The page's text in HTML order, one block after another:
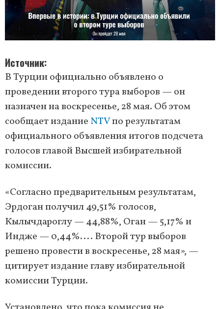
Источник
В Турции официально объявлено о
проведении второго тура выборов — он
назначен на воскресенье, 28 мая. Об этом
сообщает издание NTVпо результатам
официального объявления итогов подсчета
голосов главой Высшей избирательной
комиссии.
«Согласно предварительным результатам,
Эрдоган получил 49,51% голосов,
Кылычдароглу — 44,88%, Оган — 5,17% и
Индже — 0,44%.... Второй тур выборов
решено провести в воскресенье, 28 мая», —
цитирует издание главу избирательной
комиссии Турции.